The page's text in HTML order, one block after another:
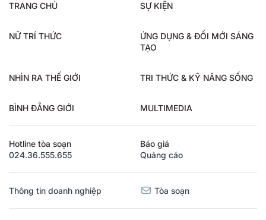
TRANG CHỦ SỰ KIỆN
NỮ TRÍ THỨC
ỨNG DỤNG & ĐỔI MỚI SÁNG
TẠO
NHÌN RA THẾ GIỚI TRI THỨC & KỸ NĂNG SỐNG
BÌNH ĐẲNG GIỚI MULTIMEDIA
Hotline tòa soạn
024.36.555.655
Báo giá
Quảng cáo
Thông tin doanh nghiệp Tòa soạn